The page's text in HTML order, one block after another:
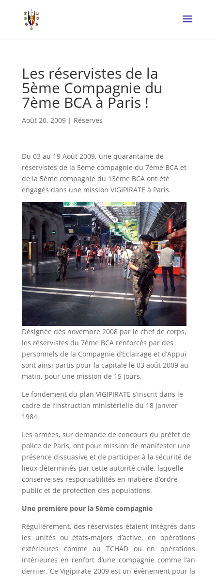
Les réservistes de la
5ème Compagnie du
7ème BCA à Paris !
Août 20, 2009| Réserves
Du 03 au 19 Août 2009, une quarantaine de
réservistes de la 5ème compagnie du 7ème BCA et
de la 5ème compagnie du 13ème BCA ont été
engagés dans une mission VIGIPIRATE à Paris.
Désignée dès novembre 2008 par le chef de corps,
les réservistes du 7ème BCA renforcés par des
personnels de la Compagnie d’Eclairage et d’Appui
sont ainsi partis pour la capitale le 03 août 2009 au
matin, pour une mission de 15 jours.
Le fondement du plan VIGIPIRATE s’inscrit dans le
cadre de l’instruction ministérielle du 18 janvier
1984.
Les armées, sur demande de concours du préfet de
police de Paris, ont pour mission de manifester une
présence dissuasive et de participer à la sécurité de
lieux déterminés par cette autorité civile, laquelle
conserve ses responsabilités en matière d’ordre
public et de protection des populations.
Une première pour la 5ème compagnie
Régulièrement, des réservistes étaient intégrés dans
les unités ou états-majors d’active, en opérations
extérieures comme au TCHAD ou en opérations
intérieures en renfort d’une compagnie comme l’an
dernier. Ce Vigipirate 2009 est un évènement pour la